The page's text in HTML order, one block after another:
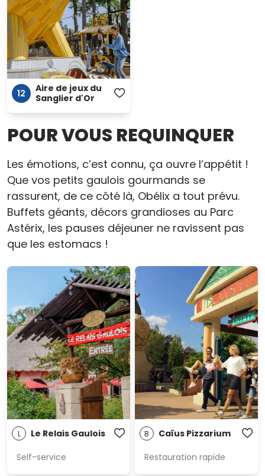
12
Aire de jeux du
Sanglier d'Or
POUR VOUS REQUINQUER
Les émotions, c’est connu, ça ouvre l’appétit !
Que vos petits gaulois gourmands se
rassurent, de ce côté là, Obélix a tout prévu.
Buffets géants, décors grandioses au Parc
Astérix, les pauses déjeuner ne ravissent pas
que les estomacs !
L Le Relais Gaulois
Self-service
B Caïus Pizzarium
Restauration rapide